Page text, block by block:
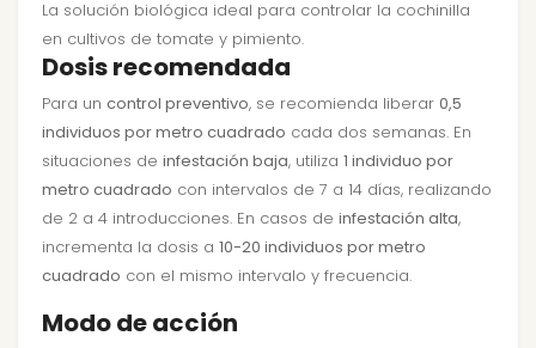
La solución biológica ideal para controlar la cochinilla
en cultivos de tomate y pimiento.
Dosis recomendada
Para un control preventivo, se recomienda liberar 0,5
individuos por metro cuadrado cada dos semanas. En
situaciones de infestación baja, utiliza 1 individuo por
metro cuadrado con intervalos de 7 a 14 días, realizando
de 2 a 4 introducciones. En casos de infestación alta,
incrementa la dosis a 10-20 individuos por metro
cuadrado con el mismo intervalo y frecuencia.
Modo de acción